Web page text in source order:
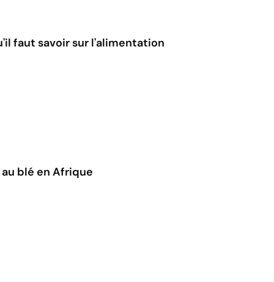
faut savoir sur l'alimentation
blé en Afrique